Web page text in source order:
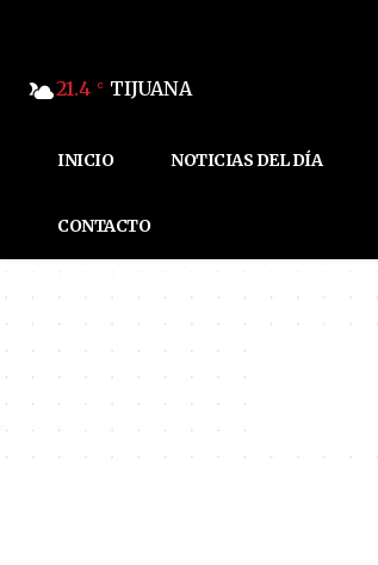
21.4 C TIJUANA
INICIO NOTICIAS DEL DÍA
CONTACTO